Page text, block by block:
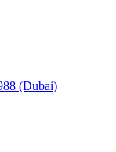
(Dubai)